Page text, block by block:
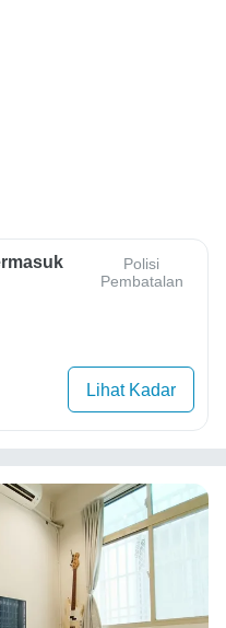
Polisi
Pembatalan
Lihat Kadar